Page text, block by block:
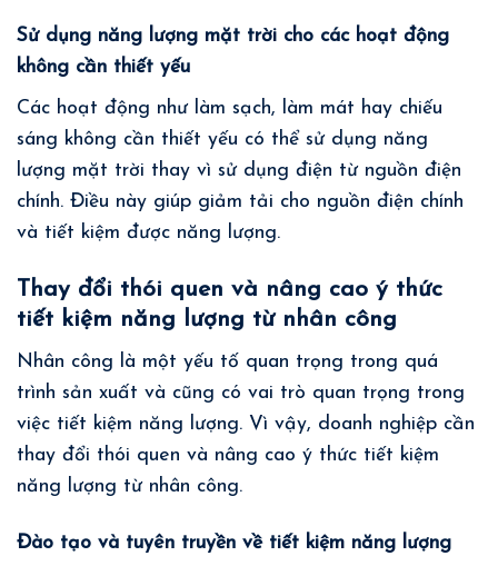
Sử dụng năng lượng mặt trời cho các hoạt động
không cần thiết yếu
Các hoạt động như làm sạch, làm mát hay chiếu
sáng không cần thiết yếu có thể sử dụng năng
lượng mặt trời thay vì sử dụng điện từ nguồn điện
chính. Điều này giúp giảm tải cho nguồn điện chính
và tiết kiệm được năng lượng.
Thay đổi thói quen và nâng cao ý thức
tiết kiệm năng lượng từ nhân công
Nhân công là một yếu tố quan trọng trong quá
trình sản xuất và cũng có vai trò quan trọng trong
việc tiết kiệm năng lượng. Vì vậy, doanh nghiệp cần
thay đổi thói quen và nâng cao ý thức tiết kiệm
năng lượng từ nhân công.
Đào tạo và tuyên truyền về tiết kiệm năng lượng